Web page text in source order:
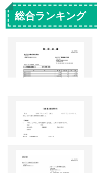
総合ランキング